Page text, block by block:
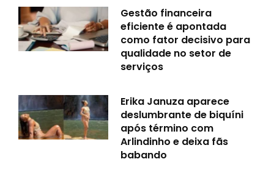
Gestão financeira
eficiente é apontada
como fator decisivo para
qualidade no setor de
serviços
Erika Januza aparece
deslumbrante de biquíni
após término com
Arlindinho e deixa fãs
babando